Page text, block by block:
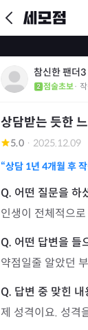
참신한 팬더3
점술초보·
상담받는 듯한
5.0 · 2025.12.09
“상담 1년 4개월 후
인생이 전체적으
약점일줄 알았던
제 성격이요. 성격